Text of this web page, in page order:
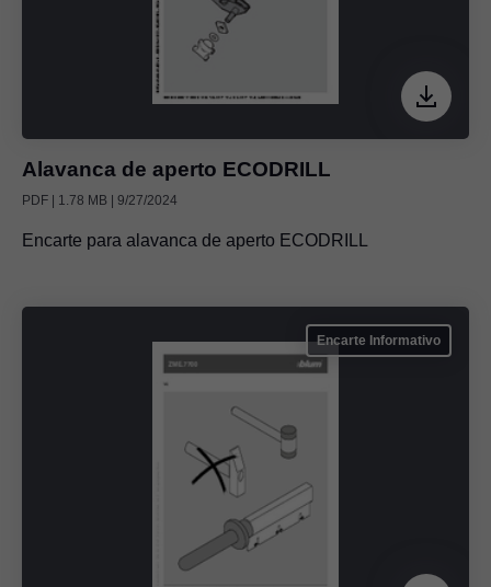
Alavanca de aperto ECODRILL
PDF | 1.78 MB | 9/27/2024
Encarte para alavanca de aperto ECODRILL
Encarte Informativo